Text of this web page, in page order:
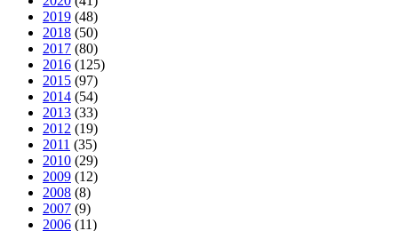
2019 (48)
2018 (50)
2017 (80)
2016 (125)
2015 (97)
2014 (54)
2013 (33)
2012 (19)
2011 (35)
2010 (29)
2009 (12)
2008 (8)
2007 (9)
2006 (11)